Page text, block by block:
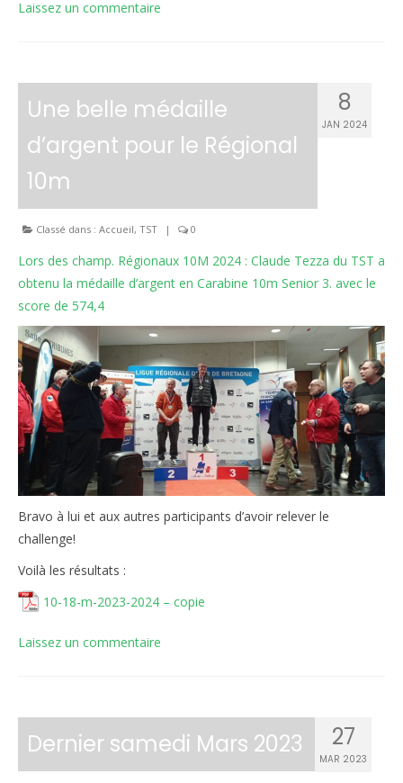
Laissez un commentaire
8
JAN 2024
Une belle médaille
d’argent pour le Régional
10m
Classé dans : Accueil, TST | 0
Lors des champ. Régionaux 10M 2024 : Claude Tezza du TST a
obtenu la médaille d’argent en Carabine 10m Senior 3. avec le
score de 574,4
Bravo à lui et aux autres participants d’avoir relever le
challenge!
Voilà les résultats :
10-18-m-2023-2024 – copie
Laissez un commentaire
27
MAR 2023
Dernier samedi Mars 2023